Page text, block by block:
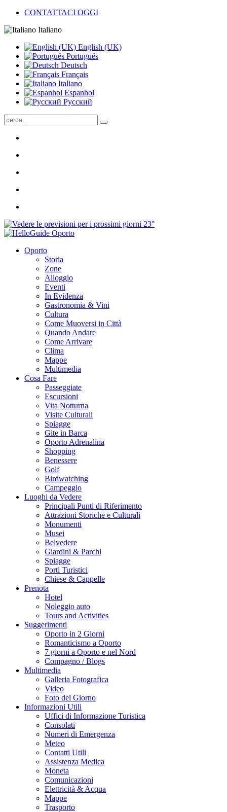
CONTATTACI OGGI
Italiano
English (UK)
Português
Deutsch
Français
Italiano
Espanhol
Pусский
23°
Oporto
Storia
Zone
Alloggio
Eventi
In Evidenza
Gastronomia & Vini
Cultura
Come Muoversi in Città
Quando Andare
Come Arrivare
Clima
Mappe
Multimedia
Cosa Fare
Passeggiate
Escursioni
Vita Notturna
Visite Culturali
Spiagge
Gite in Barca
Oporto Adrenalina
Shopping
Benessere
Golf
Birdwatching
Campeggio
Luoghi da Vedere
Principali Punti di Riferimento
Attrazioni Storiche e Culturali
Monumenti
Musei
Belvedere
Giardini & Parchi
Spiagge
Porti Turistici
Chiese & Cappelle
Prenota
Hotel
Noleggio auto
Tours and Activities
Suggerimenti
Oporto in 2 Giorni
Romanticismo a Oporto
7 giorni a Oporto e nel Nord
Compagno / Blogs
Multimedia
Galleria Fotografica
Video
Foto del Giorno
Informazioni Utili
Uffici di Informazione Turistica
Consolati
Numeri di Emergenza
Meteo
Contatti Utili
Assistenza Medica
Moneta
Comunicazioni
Elettricità & Acqua
Mappe
Trasporto